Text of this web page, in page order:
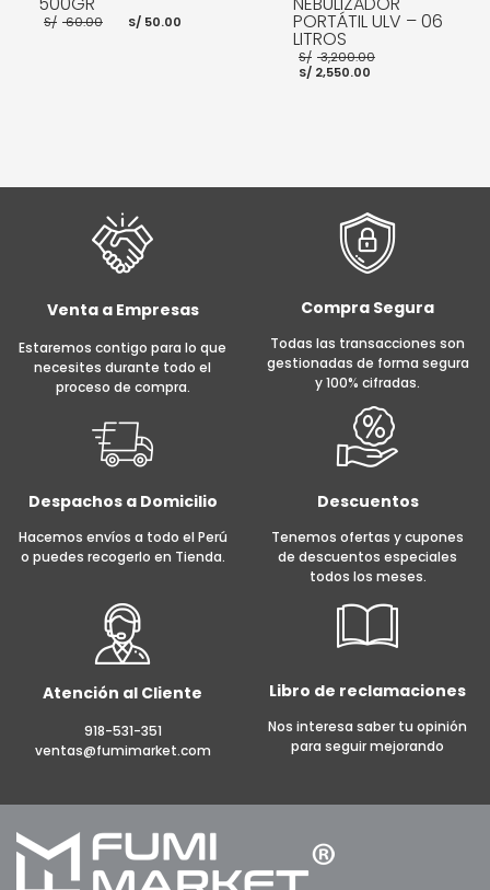
S/ 60.00 El
precio
S/ 50.00 PORTÁTIL ULV – 06
LITROS
S/ 3,200.00
S/2,550.00
Venta a Empresas
Estaremos contigo para lo que
necesites durante todo el
proceso de compra.
Compra Segura
Todas las transacciones son
gestionadas de forma segura
y 100% cifradas.
Despachos a Domicilio
Hacemos envíos a todo el Perú
o puedes recogerlo en Tienda.
Descuentos
Tenemos ofertas y cupones
de descuentos especiales
todos los meses.
Atención al Cliente
918-531-351
ventas@fumimarket.com
Libro de reclamaciones
Nos interesa saber tu opinión
para seguir mejorando